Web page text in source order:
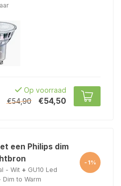
Op voorraad
€54,90
€54,50
een Philips dim
- Wit + GU10 Led
to Warm
-1%